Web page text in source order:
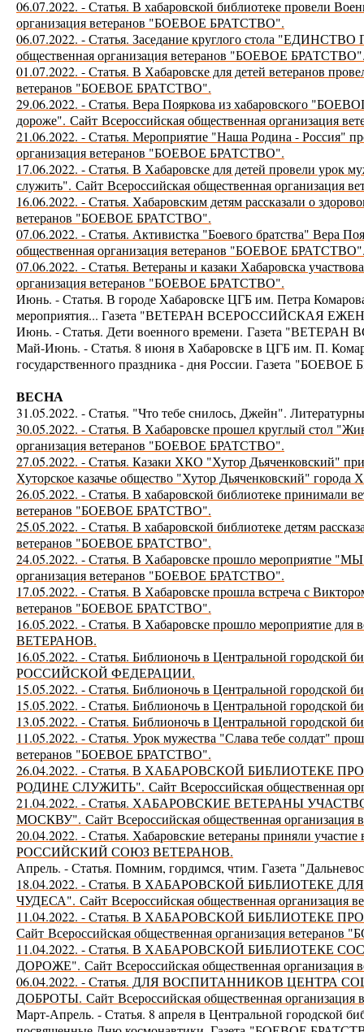
06.07.2022. - Статья. В хабаровской библиотеке провели
организация ветеранов "БОЕВОЕ БРАТСТВО".
06.07.2022. - Статья. Заседание круглого стола
общественная организация ветеранов "БОЕВОЕ
01.07.2022. - Статья. В Хабаровске для детей ветеранов
ветеранов "БОЕВОЕ БРАТСТВО".
29.06.2022. - Статья. Вера Пояркова из хабаровского
дороже". Сайт Всероссийская общественная организация
21.06.2022. - Статья. Мероприятие "Наша Родина - Россия"
организация ветеранов "БОЕВОЕ БРАТСТВО".
17.06.2022. - Статья. В Хабаровске для детей провели урок
служить". Сайт Всероссийская общественная
16.06.2022. - Статья. Хабаровским детям рассказали о
ветеранов "БОЕВОЕ БРАТСТВО".
07.06.2022. - Статья. Активистка "Боевого братства" Вера
общественная организация ветеранов "БОЕВОЕ
07.06.2022. - Статья. Ветераны и казаки Хабаровска
организация ветеранов "БОЕВОЕ БРАТСТВО".
Июнь. - Статья. В городе Хабаровске ЦГБ им. Петра
мероприятия... Газета "ВЕТЕРАН ВСЕРОССИЙСКАЯ
Июнь. - Статья. Дети военного времени. Газета
Май-Июнь. - Статья. 8 июня в Хабаровске в ЦГБ им. П.
государственного праздника - дня России. Газета "БОЕВОЕ
ВЕСНА
31.05.2022. - Статья. "Что тебе снилось, Джейн".
30.05.2022. - Статья. В Хабаровске прошел круглый стол
организация ветеранов "БОЕВОЕ БРАТСТВО".
27.05.2022. - Статья. Казаки ХКО "Хутор Дьяченковский"
Хуторское казачье общество "Хутор Дьяченковский" города
26.05.2022. - Статья. В хабаровской библиотеке принимали
ветеранов "БОЕВОЕ БРАТСТВО".
25.05.2022. - Статья. В хабаровской библиотеке детям
ветеранов "БОЕВОЕ БРАТСТВО".
24.05.2022. - Статья. В Хабаровске прошло
организация ветеранов "БОЕВОЕ БРАТСТВО".
17.05.2022. - Статья. В Хабаровске прошла встреча с
ветеранов "БОЕВОЕ БРАТСТВО".
16.05.2022. - Статья. В Хабаровске прошло мероприятие
ВЕТЕРАНОВ.
16.05.2022. - Статья. Библионочь в Центральной
РОССИЙСКОЙ ФЕДЕРАЦИИ.
15.05.2022. - Статья. Библионочь в Центральной
15.05.2022. - Статья. Библионочь в Центральной
13.05.2022. - Статья. Библионочь в Центральной городской
11.05.2022. - Статья. Урок мужества "Слава тебе солдат"
ветеранов "БОЕВОЕ БРАТСТВО".
26.04.2022. - Статья. В ХАБАРОВСКОЙ
РОДИНЕ СЛУЖИТЬ". Сайт Всероссийская общественная
21.04.2022. - Статья. ХАБАРОВСКИЕ ВЕТЕРАНЫ
МОСКВУ". Сайт Всероссийская общественная
20.04.2022. - Статья. Хабаровские ветераны приняли
РОССИЙСКИЙ СОЮЗ ВЕТЕРАНОВ.
Апрель. - Статья. Помним, гордимся, чтим. Газета
18.04.2022. - Статья. В ХАБАРОВСКОЙ
ЧУДЕСА". Сайт Всероссийская общественная
11.04.2022. - Статья. В ХАБАРОВСКОЙ
Сайт Всероссийская общественная организация
11.04.2022. - Статья. В ХАБАРОВСКОЙ БИБЛИОТЕКЕ
ДОРОЖЕ". Сайт Всероссийская общественная
06.04.2022. - Статья. ДЛЯ ВОСПИТАННИКОВ
ДОБРОТЫ. Сайт Всероссийская общественная
Март-Апрель. - Статья. 8 апреля в Центральной городской